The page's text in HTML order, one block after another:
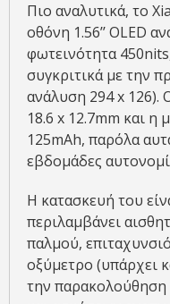
Πιο αναλυτικά, το
οθόνη 1.56’’ OLED
φωτεινότητα
συγκριτικά με την
ανάλυση 294 x 126).
18.6 x 12.7mm και η
125mAh, παρόλα
εβδομάδες
Η κατασκευή του
περιλαμβάνει
παλμού,
οξύμετρο (υπάρχει
την